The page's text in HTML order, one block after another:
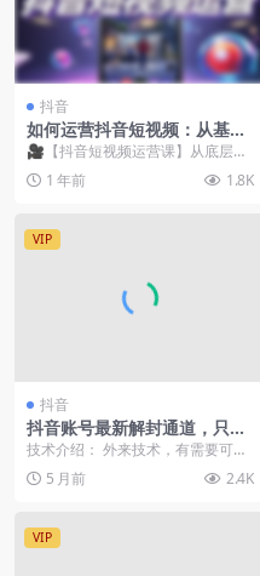
抖音
如何运营抖音短视频：从基础
逻辑到精准定位，助力打造热
门内容
🎥【抖音短视频运营课】从底层逻
辑到核心定位，打造爆款内容！在
短视频领域，抖音已经...
1 年前 1.8K
VIP
抖音
抖音账号最新解封通道，只要
能登上就可以解，短至3天长
至永久皆可恢复
技术介绍： 外来技术，有需要可以
自己测试，不保证百分百 会员可免
费获取全站资源，...
5 月前 2.4K
VIP